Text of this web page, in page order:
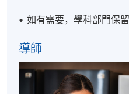
地點
港島南分校
NUTRITION AND
• 如有需要，學科部門保
導師